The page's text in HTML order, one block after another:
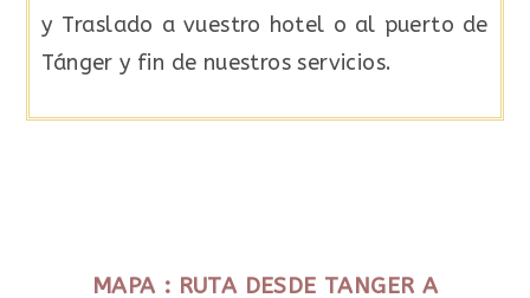
y Traslado a vuestro hotel o al puerto de
Tánger y fin de nuestros servicios.
MAPA : RUTA DESDE TANGER A